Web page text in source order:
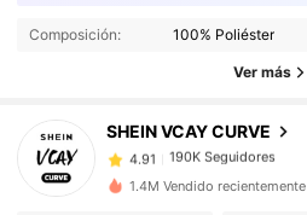
Composición: 100% Poliéster
Ver más
SHEIN VCAY CURVE
190K Seguidores
190K Seguidores
4.91
4.91 190K Seguidores
4.91 190K Seguidores
1.4M Vendido recientemente